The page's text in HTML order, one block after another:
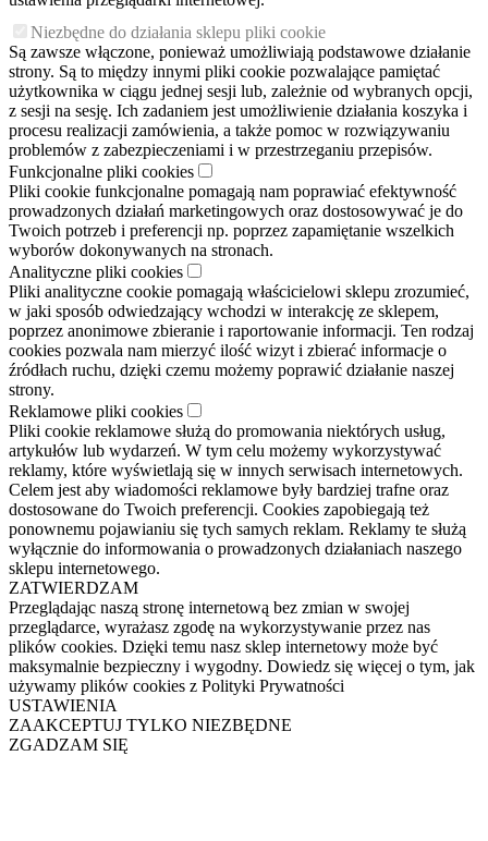
Niezbędne do działania sklepu pliki cookie
Są zawsze włączone, ponieważ umożliwiają podstawowe działanie
strony. Są to między innymi pliki cookie pozwalające pamiętać
użytkownika w ciągu jednej sesji lub, zależnie od wybranych opcji,
z sesji na sesję. Ich zadaniem jest umożliwienie działania koszyka i
procesu realizacji zamówienia, a także pomoc w rozwiązywaniu
problemów z zabezpieczeniami i w przestrzeganiu przepisów.
Funkcjonalne pliki cookies
Pliki cookie funkcjonalne pomagają nam poprawiać efektywność
prowadzonych działań marketingowych oraz dostosowywać je do
Twoich potrzeb i preferencji np. poprzez zapamiętanie wszelkich
wyborów dokonywanych na stronach.
Analityczne pliki cookies
Pliki analityczne cookie pomagają właścicielowi sklepu zrozumieć,
w jaki sposób odwiedzający wchodzi w interakcję ze sklepem,
poprzez anonimowe zbieranie i raportowanie informacji. Ten rodzaj
cookies pozwala nam mierzyć ilość wizyt i zbierać informacje o
źródłach ruchu, dzięki czemu możemy poprawić działanie naszej
strony.
Reklamowe pliki cookies
Pliki cookie reklamowe służą do promowania niektórych usług,
artykułów lub wydarzeń. W tym celu możemy wykorzystywać
reklamy, które wyświetlają się w innych serwisach internetowych.
Celem jest aby wiadomości reklamowe były bardziej trafne oraz
dostosowane do Twoich preferencji. Cookies zapobiegają też
ponownemu pojawianiu się tych samych reklam. Reklamy te służą
wyłącznie do informowania o prowadzonych działaniach naszego
sklepu internetowego.
ZATWIERDZAM
Przeglądając naszą stronę internetową bez zmian w swojej
przeglądarce, wyrażasz zgodę na wykorzystywanie przez nas
plików cookies. Dzięki temu nasz sklep internetowy może być
maksymalnie bezpieczny i wygodny. Dowiedz się więcej o tym, jak
używamy plików cookies z Polityki Prywatności
USTAWIENIA
ZAAKCEPTUJ TYLKO NIEZBĘDNE
ZGADZAM SIĘ